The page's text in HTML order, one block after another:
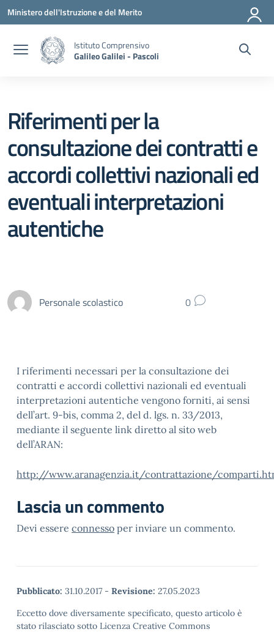
Vai ai contenuti
Vai al menu di navigazione
Vai al footer
Ministero dell'Istruzione e del Merito
Istituto Comprensivo
Galileo Galilei - Pascoli
Riferimenti per la
consultazione dei contratti e
accordi collettivi nazionali ed
eventuali interpretazioni
autentiche
Personale scolastico 0
I riferimenti necessari per la consultazione dei
contratti e accordi collettivi nazionali ed eventuali
interpretazioni autentiche vengono forniti, ai sensi
dell’art. 9-bis, comma 2, del d. lgs. n. 33/2013,
mediante il seguente link diretto al sito web
dell’ARAN:
http://www.aranagenzia.it/contrattazione/
Lascia un commento
Devi essere connesso per inviare un commento.
Pubblicato: 31.10.2017 - Revisione: 27.05.2023
Eccetto dove diversamente specificato, questo articolo è
stato rilasciato sotto Licenza Creative Commons